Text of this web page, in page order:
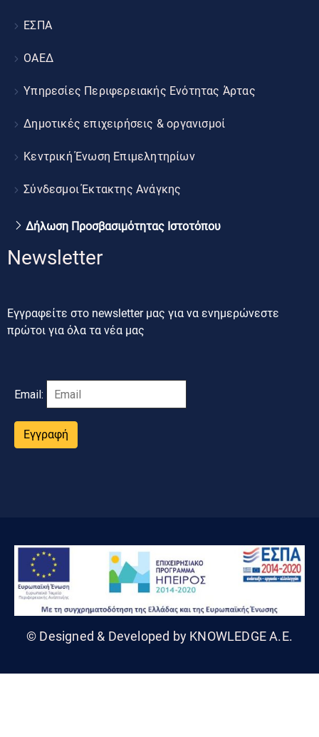
ΕΣΠΑ
ΟΑΕΔ
Υπηρεσίες Περιφερειακής Ενότητας Άρτας
Δημοτικές επιχειρήσεις & οργανισμοί
Κεντρική Ένωση Επιμελητηρίων
Σύνδεσμοι Έκτακτης Ανάγκης
Δήλωση Προσβασιμότητας Ιστοτόπου
Newsletter
Εγγραφείτε στο newsletter μας για να ενημερώνεστε
πρώτοι για όλα τα νέα μας
Email:
Εγγραφή
© Designed & Developed by KNOWLEDGE A.E.